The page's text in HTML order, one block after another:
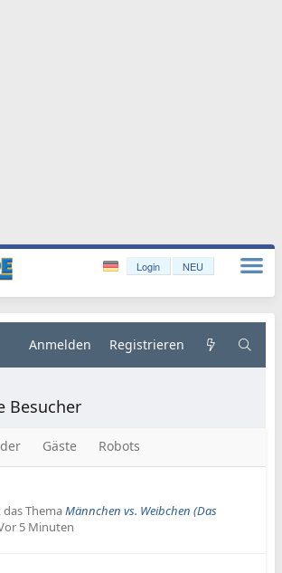
Login NEU
Anmelden Registrieren
Besucher
Gäste Robots
ThemaMännchen vs. Weibchen (Das
5 Minuten